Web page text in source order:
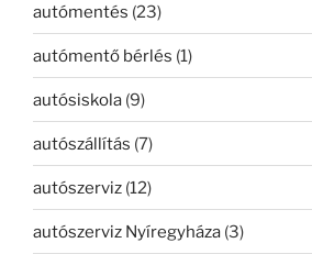
autómentés (23)
autómentő bérlés (1)
autósiskola (9)
autószállítás (7)
autószerviz (12)
autószerviz Nyíregyháza (3)